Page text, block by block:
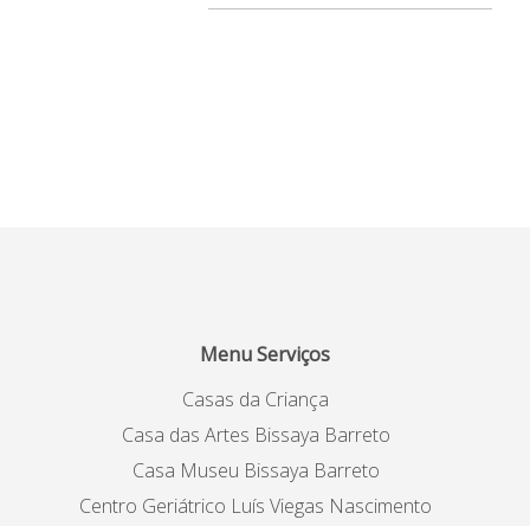
Menu Serviços
Casas da Criança
Casa das Artes Bissaya Barreto
Casa Museu Bissaya Barreto
Centro Geriátrico Luís Viegas Nascimento